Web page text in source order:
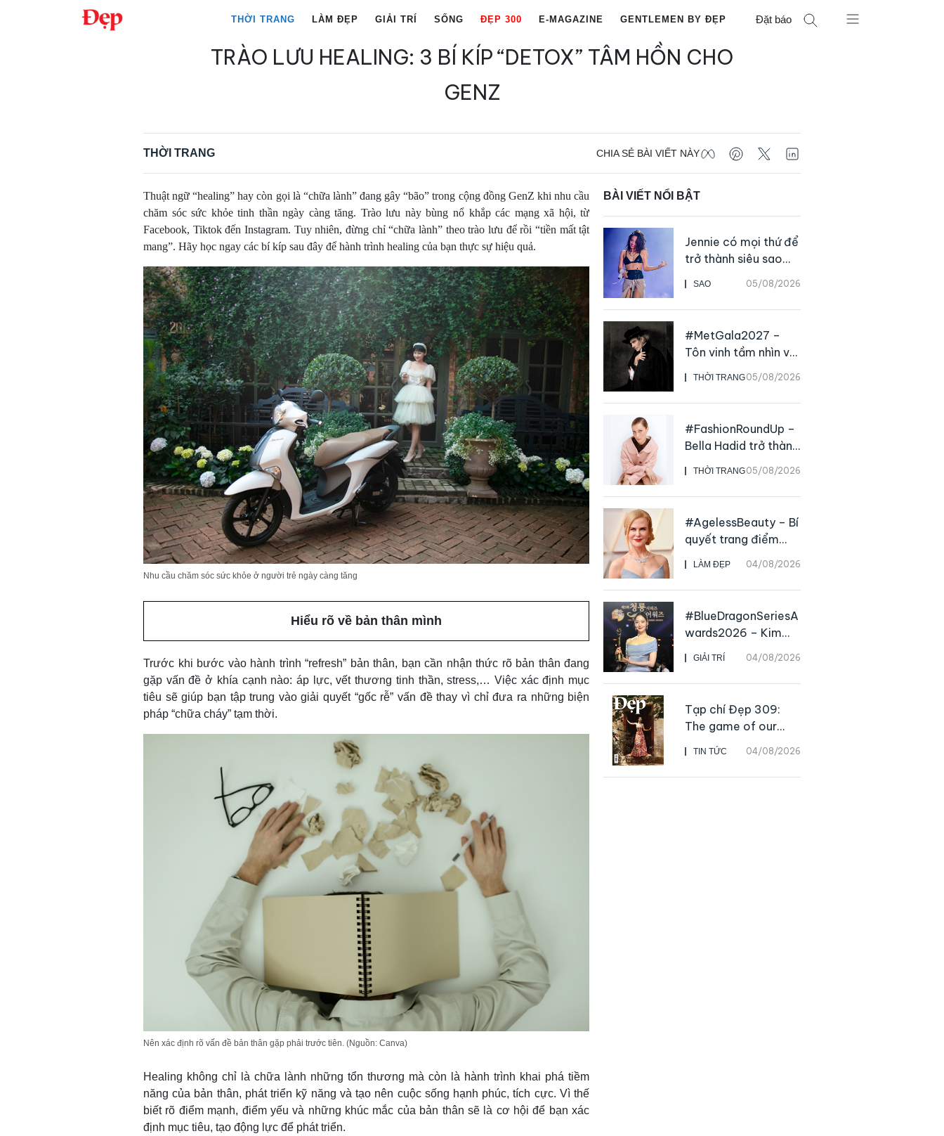
THỜI TRANG LÀM ĐẸP GIẢI TRÍ SỐNG ĐẸP 300 E-MAGAZINE GENTLEMEN BY ĐẸP Đặt báo
TRÀO LƯU HEALING: 3 BÍ KÍP “DETOX” TÂM HỒN CHO
GENZ
THỜI TRANG CHIA SẺ BÀI VIẾT NÀY
Thuật ngữ “healing” hay còn gọi là “chữa lành” đang gây “bão” trong cộng đồng GenZ khi nhu cầu
chăm sóc sức khỏe tinh thần ngày càng tăng. Trào lưu này bùng nổ khắp các mạng xã hội, từ
Facebook, Tiktok đến Instagram. Tuy nhiên, đừng chỉ “chữa lành” theo trào lưu để rồi “tiền mất tật
mang”. Hãy học ngay các bí kíp sau đây để hành trình healing của bạn thực sự hiệu quả.
Nhu cầu chăm sóc sức khỏe ở người trẻ ngày càng tăng
Hiểu rõ về bản thân mình
Trước khi bước vào hành trình “refresh” bản thân, bạn cần nhận thức rõ bản thân đang
gặp vấn đề ở khía cạnh nào: áp lực, vết thương tinh thần, stress,… Việc xác định mục
tiêu sẽ giúp bạn tập trung vào giải quyết “gốc rễ” vấn đề thay vì chỉ đưa ra những biện
pháp “chữa cháy” tạm thời.
Nên xác định rõ vấn đề bản thân gặp phải trước tiên. (Nguồn: Canva)
Healing không chỉ là chữa lành những tổn thương mà còn là hành trình khai phá tiềm
năng của bản thân, phát triển kỹ năng và tạo nên cuộc sống hạnh phúc, tích cực. Vì thế
biết rõ điểm mạnh, điểm yếu và những khúc mắc của bản thân sẽ là cơ hội để bạn xác
định mục tiêu, tạo động lực để phát triển.
BÀI VIẾT NỔI BẬT
SAO 05/08/2026
Jennie có mọi thứ để
trở thành siêu sao
live
THỜI TRANG05/08/2026
#MetGala2027 –
Tôn vinh tầm nhìn và
sức ảnh hưởng sâu
rộng của NTK John
Galliano
THỜI TRANG05/08/2026
#FashionRoundUp –
Bella Hadid trở thành
Đại sứ Toàn cầu của
Prada Beauty,
CHANEL mua lại
LÀM ĐẸP 04/08/2026
#AgelessBeauty – Bí
quyết trang điểm
“hack” tuổi như các
nữ minh tinh hàng
đầu
GIẢI TRÍ 04/08/2026
#BlueDragonSeriesA
wards2026 – Kim
Go Eun chiến thắng
Daesang, niềm vui
nhân đôi của Park Bo
TIN TỨC 04/08/2026
Tạp chí Đẹp 309:
The game of our